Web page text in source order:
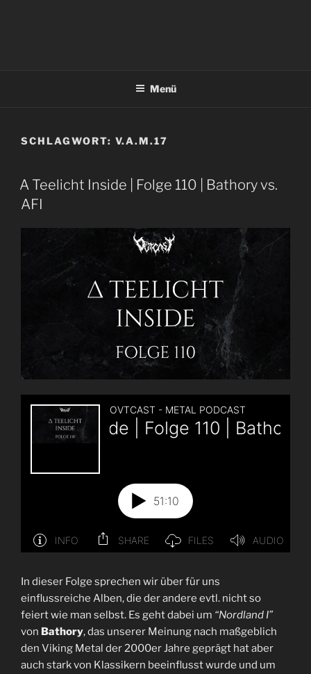
Menü
SCHLAGWORT: V.A.M.17
A Teelicht Inside | Folge 110 | Bathory vs.
AFI
In dieser Folge sprechen wir über für uns
einflussreiche Alben, die der andere evtl. nicht so
feiert wie man selbst. Es geht dabei um “Nordland I”
von Bathory, das unserer Meinung nach maßgeblich
den Viking Metal der 2000er Jahre geprägt hat aber
auch stark von Klassikern beeinflusst wurde und um